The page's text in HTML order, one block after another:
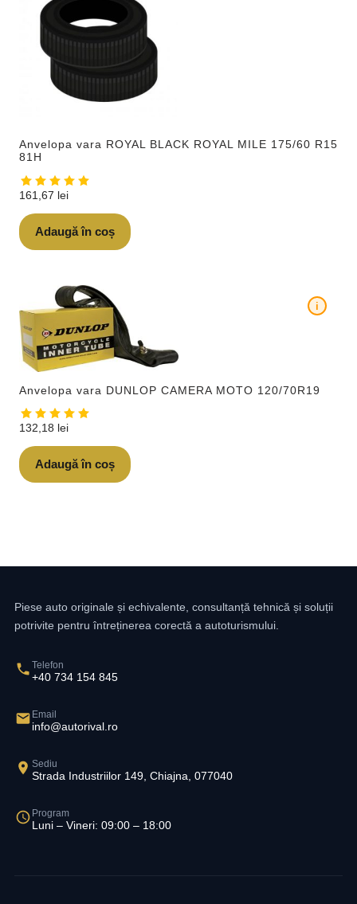
Anvelopa vara ROYAL BLACK ROYAL MILE 175/60 R15
81H
161,67 lei
Adaugă în coș
Anvelopa vara DUNLOP CAMERA MOTO 120/70R19
i
132,18 lei
Adaugă în coș
Piese auto originale și echivalente, consultanță tehnică și soluții
potrivite pentru întreținerea corectă a autoturismului.
Telefon
+40 734 154 845
Email
info@autorival.ro
Sediu
Strada Industriilor 149, Chiajna, 077040
Program
Luni – Vineri: 09:00 – 18:00